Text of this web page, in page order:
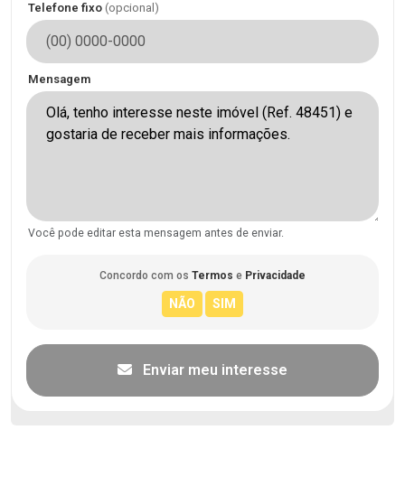
Telefone fixo (opcional)
Mensagem
Você pode editar esta mensagem antes de enviar.
Concordo com os Termos e Privacidade
Enviar meu interesse